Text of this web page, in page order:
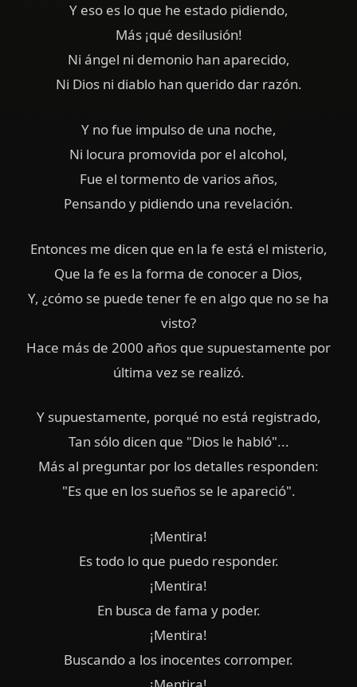
Y eso es lo que he estado pidiendo,
Más ¡qué desilusión!
Ni ángel ni demonio han aparecido,
Ni Dios ni diablo han querido dar razón.
Y no fue impulso de una noche,
Ni locura promovida por el alcohol,
Fue el tormento de varios años,
Pensando y pidiendo una revelación.
Entonces me dicen que en la fe está el misterio,
Que la fe es la forma de conocer a Dios,
Y, ¿cómo se puede tener fe en algo que no se ha
visto?
Hace más de 2000 años que supuestamente por
última vez se realizó.
Y supuestamente, porqué no está registrado,
Tan sólo dicen que "Dios le habló"...
Más al preguntar por los detalles responden:
"Es que en los sueños se le apareció".
¡Mentira!
Es todo lo que puedo responder.
¡Mentira!
En busca de fama y poder.
¡Mentira!
Buscando a los inocentes corromper.